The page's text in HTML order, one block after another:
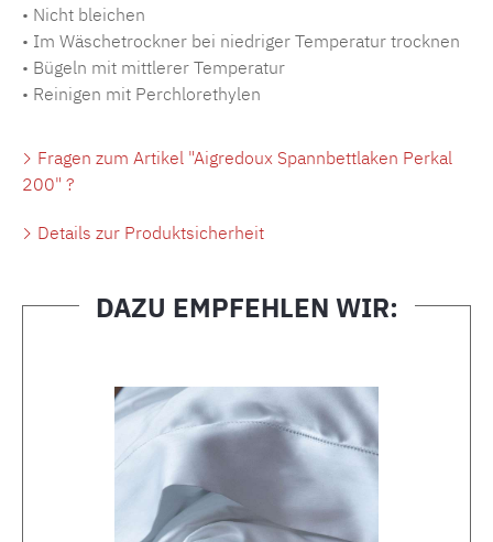
• Nicht bleichen
• Im Wäschetrockner bei niedriger Temperatur trocknen
• Bügeln mit mittlerer Temperatur
• Reinigen mit Perchlorethylen
Fragen zum Artikel "Aigredoux Spannbettlaken Perkal
200" ?
Details zur Produktsicherheit
DAZU EMPFEHLEN WIR: